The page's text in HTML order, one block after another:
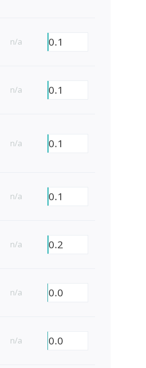
n/a 0.1
n/a 0.1
n/a 0.1
n/a 0.1
n/a 0.2
n/a 0.0
n/a 0.0